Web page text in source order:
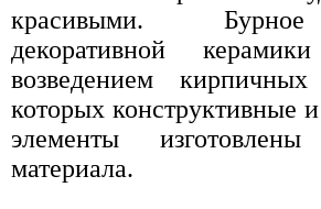
красивыми.
декоративной
возведением
которых конструктивные
элементы
материала.